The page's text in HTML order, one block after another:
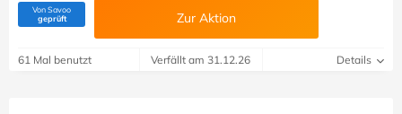
Von Savoo
geprüft(Von Savoo geprüft) Zur Aktion
61 Mal benutzt Verfällt am 31.12.26 Details